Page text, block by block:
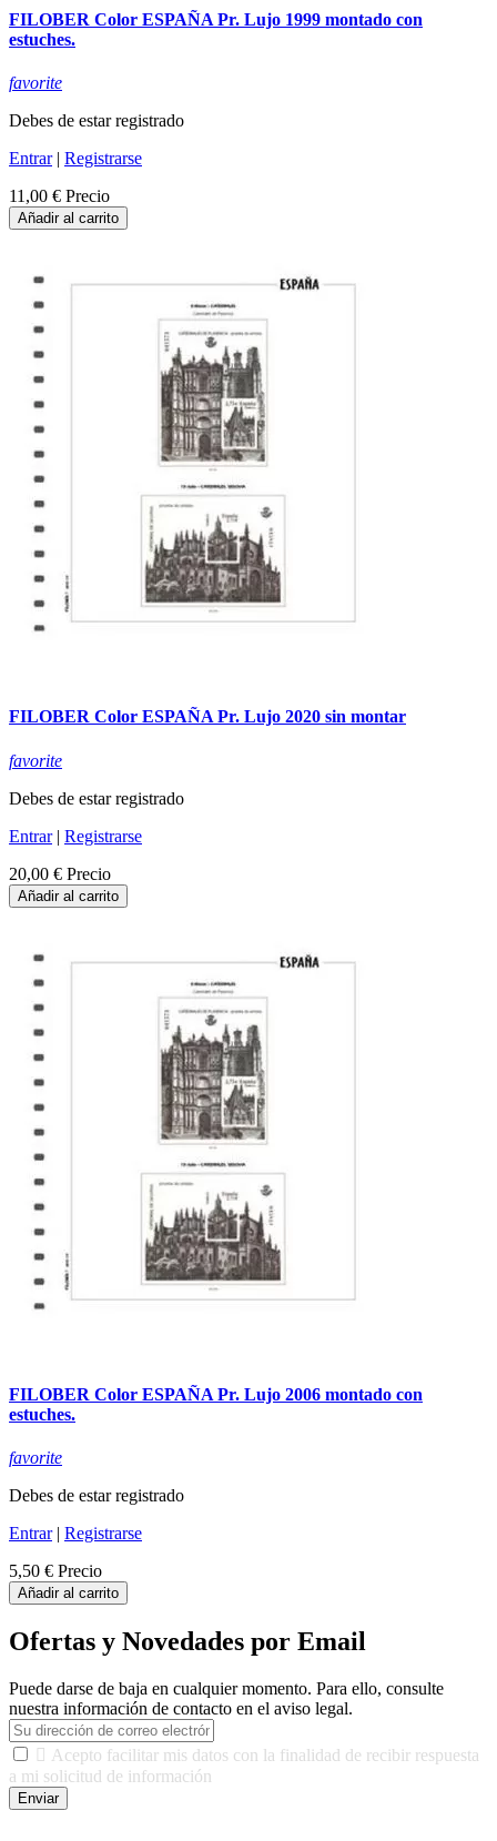
FILOBER Color ESPAÑA Pr. Lujo 1999 montado con
estuches.
favorite
Debes de estar registrado
Entrar| Registrarse
11,00 € Precio
Añadir al carrito
FILOBER Color ESPAÑA Pr. Lujo 2020 sin montar
favorite
Debes de estar registrado
Entrar| Registrarse
20,00 € Precio
Añadir al carrito
FILOBER Color ESPAÑA Pr. Lujo 2006 montado con
estuches.
favorite
Debes de estar registrado
Entrar| Registrarse
5,50 € Precio
Añadir al carrito
Ofertas y Novedades por Email
Puede darse de baja en cualquier momento. Para ello, consulte
nuestra información de contacto en el aviso legal.
 Acepto facilitar mis datos con la finalidad de recibir respuesta
a mi solicitud de información
Enviar